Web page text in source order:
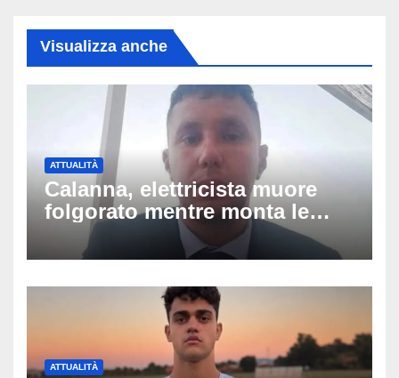
Visualizza anche
ATTUALITÀ
Calanna, elettricista muore
folgorato mentre monta le
luminarie della festa: chi era
Fabio Calabrò e cosa è
ATTUALITÀ